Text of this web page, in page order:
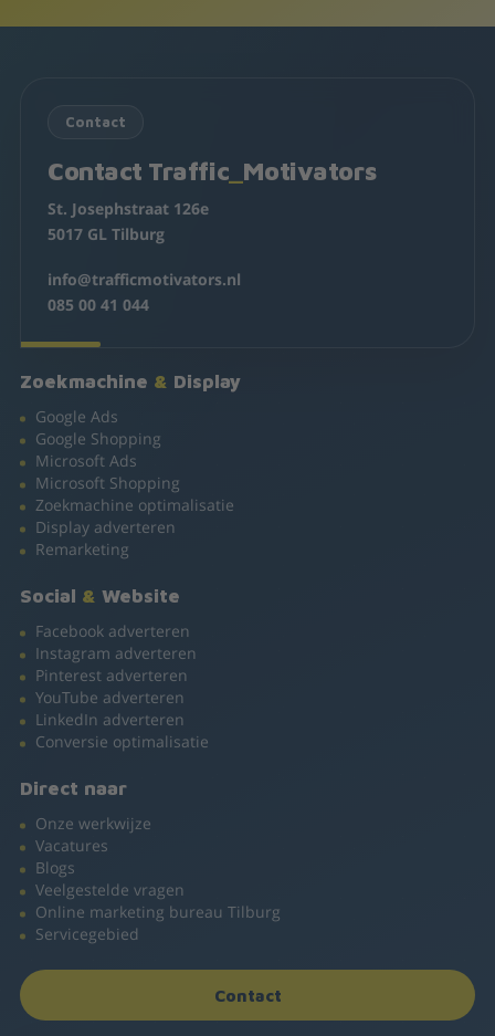
Contact
Contact Traffic Motivators
St. Josephstraat 126e
5017 GL Tilburg
info@trafficmotivators.nl
085 00 41 044
Zoekmachine & Display
Google Ads
Google Shopping
Microsoft Ads
Microsoft Shopping
Zoekmachine optimalisatie
Display adverteren
Remarketing
Social & Website
Facebook adverteren
Instagram adverteren
Pinterest adverteren
YouTube adverteren
LinkedIn adverteren
Conversie optimalisatie
Direct naar
Onze werkwijze
Vacatures
Blogs
Veelgestelde vragen
Online marketing bureau Tilburg
Servicegebied
Contact